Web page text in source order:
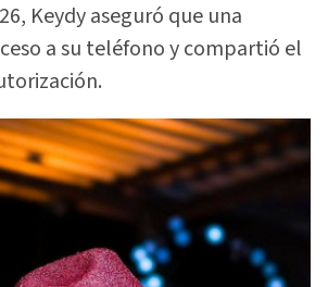
Keydy aseguró que una
a su teléfono y compartió el